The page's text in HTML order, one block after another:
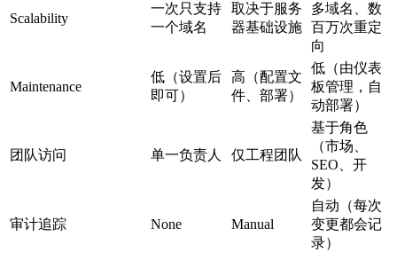
Scalability
一次只支持
一个域名
取决于服务
器基础设施
多域名、数
百万次重定
向
Maintenance
低（设置后
即可）
高（配置文
件、部署）
低（由仪表
板管理，自
动部署）
团队访问 单一负责人 仅工程团队
基于角色
（市场、
SEO、开
发）
审计追踪 None Manual
自动（每次
变更都会记
录）